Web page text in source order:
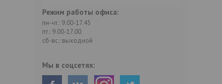
Режим работы офиса:
пн-чт.: 9.00-17.45
пт.: 9.00-17.00
сб-вс.: выходной
Мы в соцсетях: